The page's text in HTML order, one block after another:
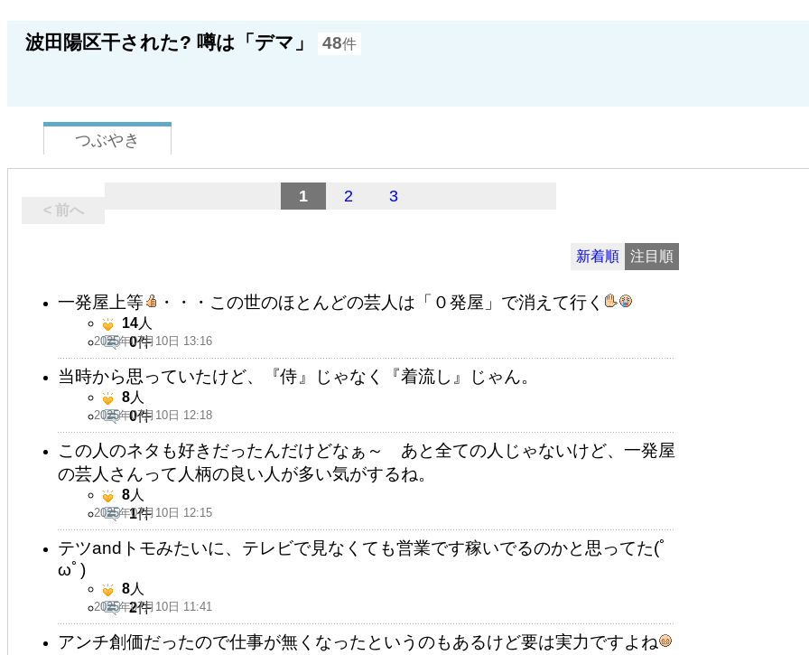
波田陽区干された? 噂は「デマ」 48件
つぶやき
< 前へ
1 2 3
新着順 注目順
一発屋上等 ・・・この世のほとんどの芸人は「０発屋」で消えて行く
2025年07月10日 13:16
14人
0件
当時から思っていたけど、『侍』じゃなく『着流し』じゃん。
2025年07月10日 12:18
8人
0件
この人のネタも好きだったんだけどなぁ～ あと全ての人じゃないけど、一発屋
の芸人さんって人柄の良い人が多い気がするね。
2025年07月10日 12:15
8人
1件
テツandトモみたいに、テレビで見なくても営業です稼いでるのかと思ってた(ﾟ
ωﾟ)
2025年07月10日 11:41
8人
2件
アンチ創価だったので仕事が無くなったというのもあるけど要は実力ですよね